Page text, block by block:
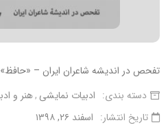
تفحص در اندیشه شاعران ایران –
دسته بندی: ادبیات نمایشی هنر و
تاریخ انتشار: اسفند ۲۶, ۱۳۹۸